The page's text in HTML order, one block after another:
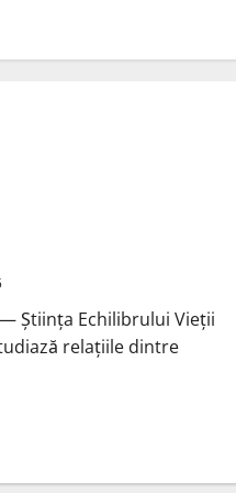
Știința Echilibrului Vieții
relațiile dintre